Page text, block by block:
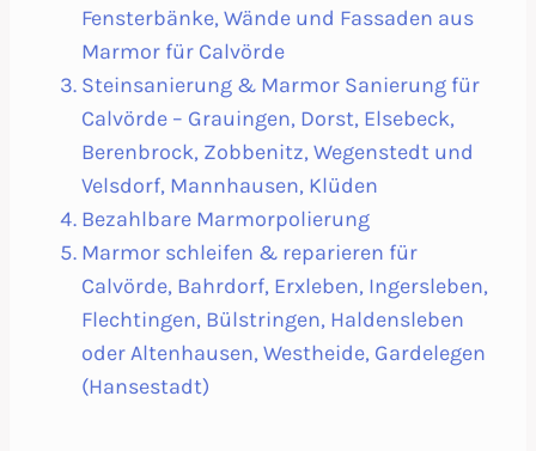
Fensterbänke, Wände und Fassaden aus
Marmor für Calvörde
Steinsanierung & Marmor Sanierung für
Calvörde – Grauingen, Dorst, Elsebeck,
Berenbrock, Zobbenitz, Wegenstedt und
Velsdorf, Mannhausen, Klüden
Bezahlbare Marmorpolierung
Marmor schleifen & reparieren für
Calvörde, Bahrdorf, Erxleben, Ingersleben,
Flechtingen, Bülstringen, Haldensleben
oder Altenhausen, Westheide, Gardelegen
(Hansestadt)